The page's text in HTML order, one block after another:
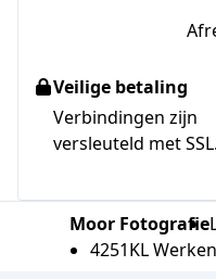
Veilige betaling
Verbindingen zijn
versleuteld met SSL.
Moor Fotografie
4251KL